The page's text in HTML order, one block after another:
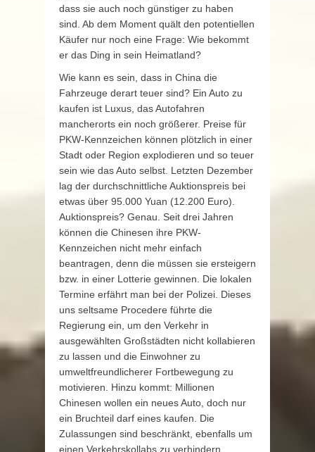
dass sie auch noch günstiger zu haben
sind. Ab dem Moment quält den potentiellen
Käufer nur noch eine Frage: Wie bekommt
er das Ding in sein Heimatland?
Wie kann es sein, dass in China die
Fahrzeuge derart teuer sind? Ein Auto zu
kaufen ist Luxus, das Autofahren
mancherorts ein noch größerer. Preise für
PKW-Kennzeichen können plötzlich in einer
Stadt oder Region explodieren und so teuer
sein wie das Auto selbst. Letzten Dezember
lag der durchschnittliche Auktionspreis bei
etwas über 95.000 Yuan (12.200 Euro).
Auktionspreis? Genau. Seit drei Jahren
können die Chinesen ihre PKW-
Kennzeichen nicht mehr einfach
beantragen, denn die müssen sie ersteigern
bzw. in einer Lotterie gewinnen. Die lokalen
Termine erfährt man bei der Polizei. Dieses
uns seltsame Procedere führte die
Regierung ein, um den Verkehr in
ausgewählten Großstädten nicht kollabieren
zu lassen und die Einwohner zu
umweltfreundlicherer Fortbewegung zu
motivieren. Hinzu kommt: Millionen
Chinesen wollen ein neues Auto, doch nur
ein Bruchteil darf eines kaufen. Die
Zulassungen sind beschränkt, ebenfalls um
einen Verkehrskollabs zu verhindern.